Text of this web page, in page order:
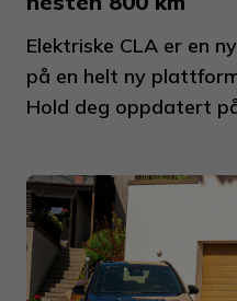
Elektriske CLA er en
på en helt ny
Hold deg oppdatert